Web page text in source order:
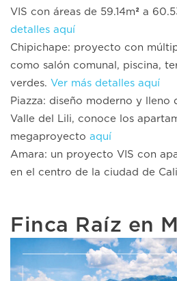
VIS con áreas de 59.14m² a
detalles aquí
Chipichape: proyecto con
como salón comunal, piscina,
verdes. Ver más detalles aquí
Piazza: diseño moderno y lleno
Valle del Lili, conoce los
megaproyecto aquí
Amara: un proyecto VIS con
en el centro de la ciudad de
Finca Raíz en